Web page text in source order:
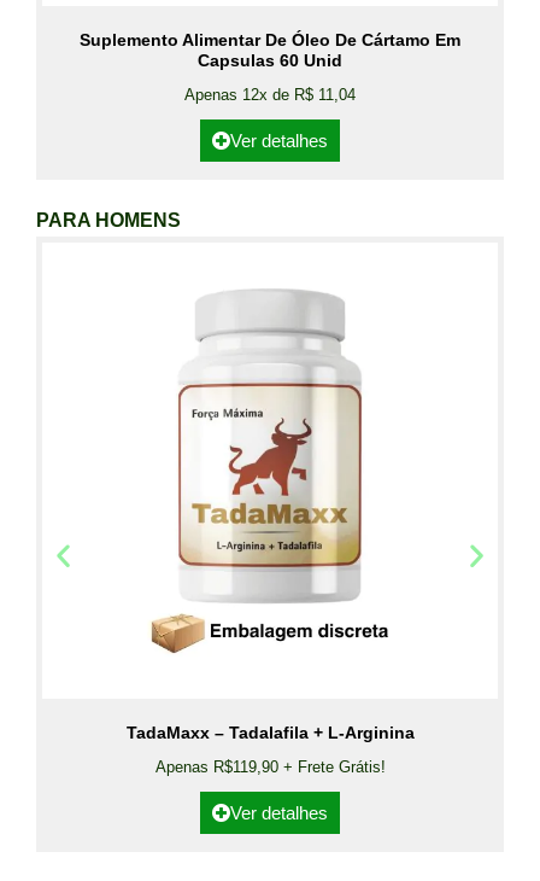
Suplemento Alimentar De Óleo De Cártamo Em
Capsulas 60 Unid
Apenas 12x de R$ 11,04
Ver detalhes
PARA HOMENS
TadaMaxx – Tadalafila + L-Arginina
Apenas R$119,90 + Frete Grátis!
Ver detalhes